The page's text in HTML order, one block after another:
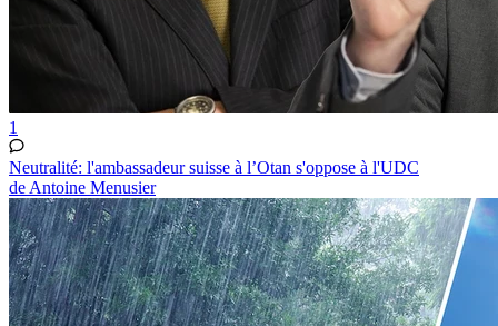
1
Neutralité: l'ambassadeur suisse à l’Otan s'oppose à l'UDC
de Antoine Menusier